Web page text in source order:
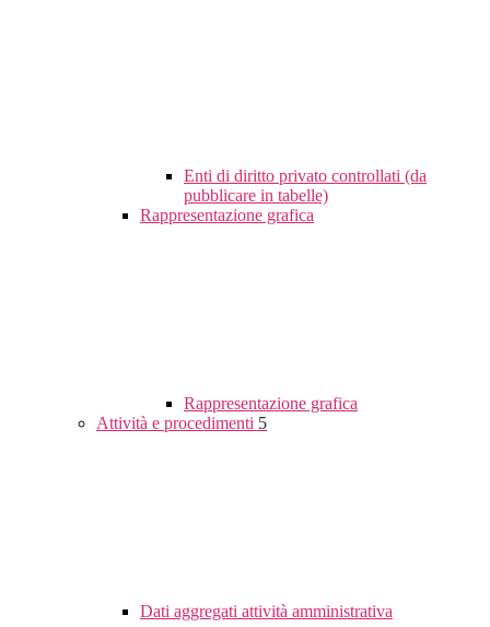
Enti di diritto privato controllati (da
pubblicare in tabelle)
Rappresentazione grafica
Rappresentazione grafica
Attività e procedimenti 5
Dati aggregati attività amministrativa